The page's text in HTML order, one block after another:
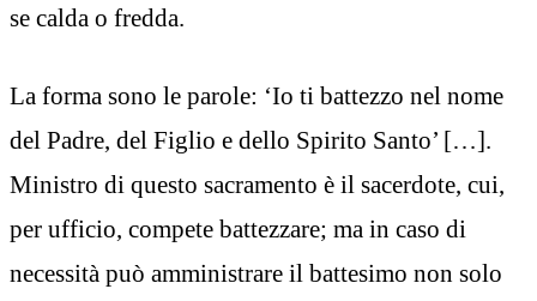
se calda o fredda.
La forma sono le parole: ‘Io ti battezzo nel nome
del Padre, del Figlio e dello Spirito Santo’ […].
Ministro di questo sacramento è il sacerdote, cui,
per ufficio, compete battezzare; ma in caso di
necessità può amministrare il battesimo non solo